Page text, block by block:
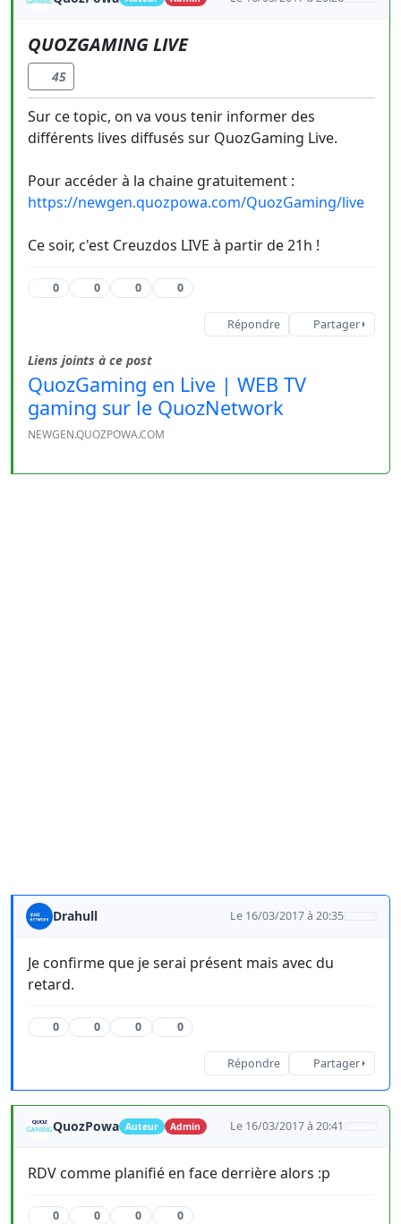
QUOZGAMING LIVE
45
Sur ce topic, on va vous tenir informer des
différents lives diffusés sur QuozGaming Live.
Pour accéder à la chaine gratuitement :
https://newgen.quozpowa.com/QuozGaming/live
Ce soir, c'est Creuzdos LIVE à partir de 21h !
0 0 0 0
Répondre Partager
Liens joints à ce post
QuozGaming en Live | WEB TV
gaming sur le QuozNetwork
NEWGEN.QUOZPOWA.COM
Drahull Le 16/03/2017 à 20:35
Je confirme que je serai présent mais avec du
retard.
0 0 0 0
Répondre Partager
QuozPowa Auteur Admin Le 16/03/2017 à 20:41
RDV comme planifié en face derrière alors :p
0 0 0 0